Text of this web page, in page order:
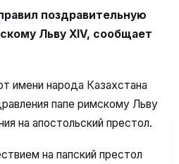
поздравительную
Льву XIV, сообщает
имени народа Казахстана
папе римскому Льву
на апостольский престол.
на папский престол